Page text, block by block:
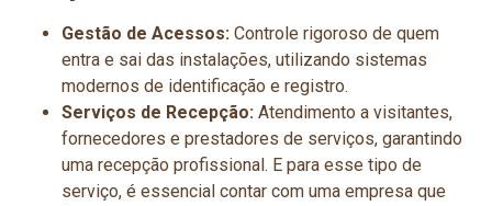
Gestão de Acessos: Controle rigoroso de quem
entra e sai das instalações, utilizando sistemas
modernos de identificação e registro.
Serviços de Recepção: Atendimento a visitantes,
fornecedores e prestadores de serviços, garantindo
uma recepção profissional. E para esse tipo de
serviço, é essencial contar com uma empresa que